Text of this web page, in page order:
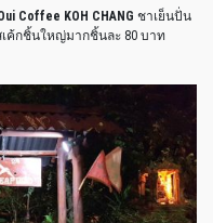
Coffee KOH CHANG ชาเย็นปั่น
เค้กชิ้นใหญ่มากชิ้นละ 80 บาท